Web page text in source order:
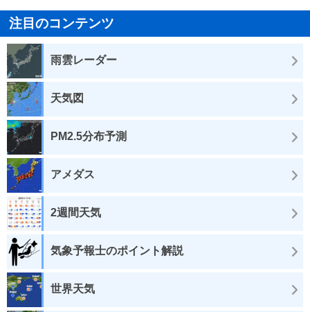
注目のコンテンツ
雨雲レーダー
天気図
PM2.5分布予測
アメダス
2週間天気
気象予報士のポイント解説
世界天気